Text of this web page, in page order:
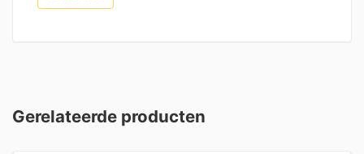
Gerelateerde producten